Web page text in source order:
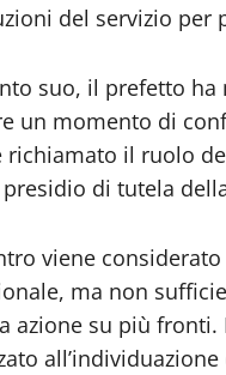
del servizio per
suo, il prefetto
un momento di
richiamato il ruolo
di tutela
viene
ma non
azione su più fronti.